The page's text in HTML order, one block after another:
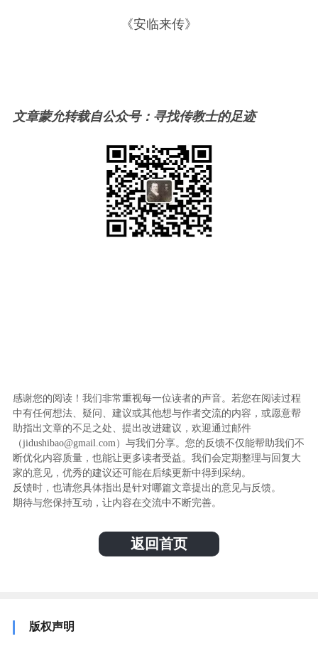
《安临来传》
文章蒙允转载自公众号：寻找传教士的足迹
感谢您的阅读！我们非常重视每一位读者的声音。若您在阅读过程
中有任何想法、疑问、建议或其他想与作者交流的内容，或愿意帮
助指出文章的不足之处、提出改进建议，欢迎通过邮件
（jidushibao@gmail.com）与我们分享。您的反馈不仅能帮助我们不
断优化内容质量，也能让更多读者受益。我们会定期整理与回复大
家的意见，优秀的建议还可能在后续更新中得到采纳。
反馈时，也请您具体指出是针对哪篇文章提出的意见与反馈。
期待与您保持互动，让内容在交流中不断完善。
返回首页
版权声明